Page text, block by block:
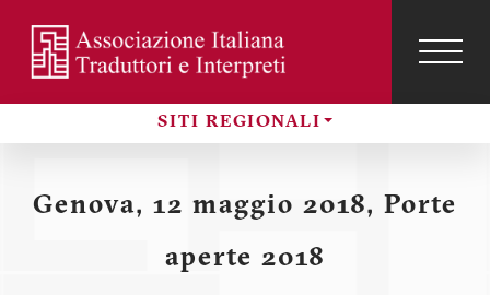
contenuto
principale
SITI REGIONALI
Menu
profilo
utente
Genova, 12 maggio 2018, Porte
aperte 2018